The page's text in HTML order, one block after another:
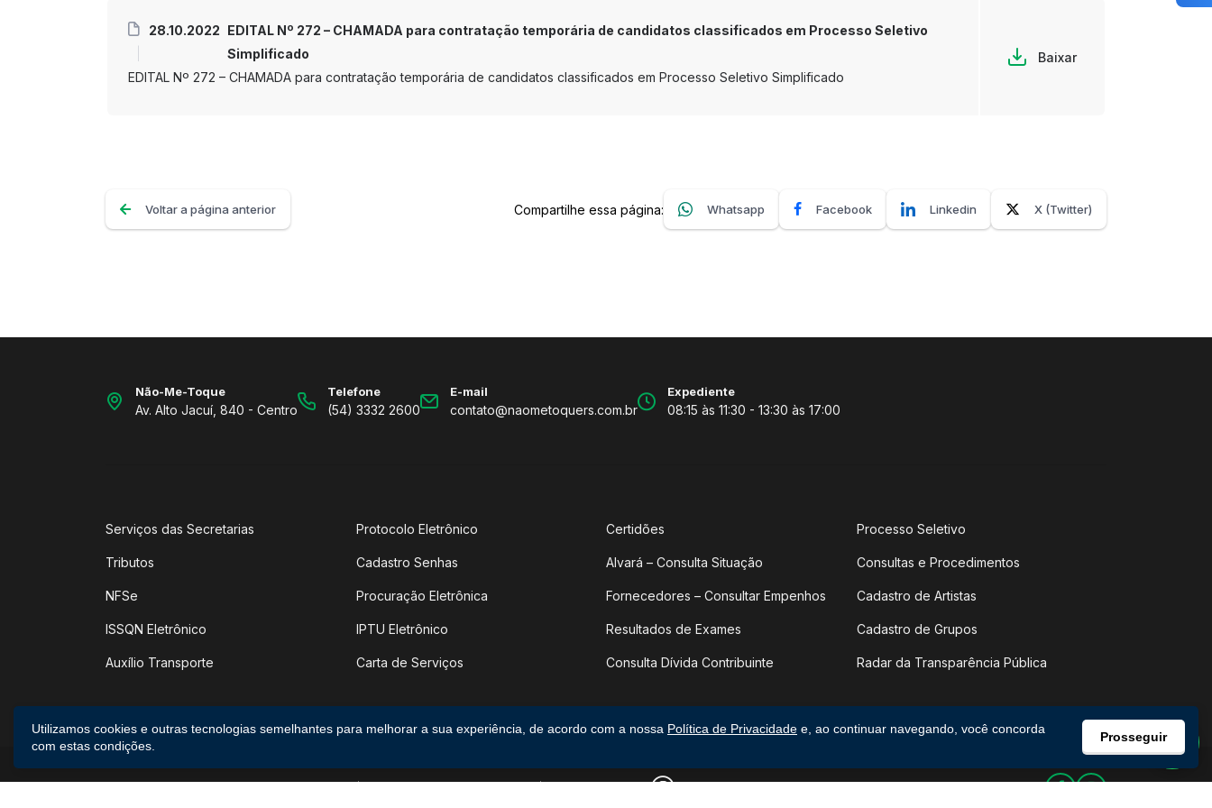
28.10.2022 EDITAL Nº 272 – CHAMADA para contratação temporária de candidatos classificados em Processo Seletivo
Simplificado
EDITAL Nº 272 – CHAMADA para contratação temporária de candidatos classificados em Processo Seletivo Simplificado
Baixar
Voltar a página anterior Compartilhe essa página: Whatsapp Facebook Linkedin X (Twitter)
Não-Me-Toque
Av. Alto Jacuí, 840 - Centro
Telefone
(54) 3332 2600
E-mail
contato@naometoquers.com.br
Expediente
08:15 às 11:30 - 13:30 às 17:00
Serviços das Secretarias
Tributos
NFSe
ISSQN Eletrônico
Auxílio Transporte
Protocolo Eletrônico
Cadastro Senhas
Procuração Eletrônica
IPTU Eletrônico
Carta de Serviços
Certidões
Alvará – Consulta Situação
Fornecedores – Consultar Empenhos
Resultados de Exames
Consulta Dívida Contribuinte
Processo Seletivo
Consultas e Procedimentos
Cadastro de Artistas
Cadastro de Grupos
Radar da Transparência Pública
Utilizamos cookies e outras tecnologias semelhantes para melhorar a sua experiência, de acordo com a nossa Política de Privacidade e, ao continuar navegando, você concorda
com estas condições.
Prosseguir